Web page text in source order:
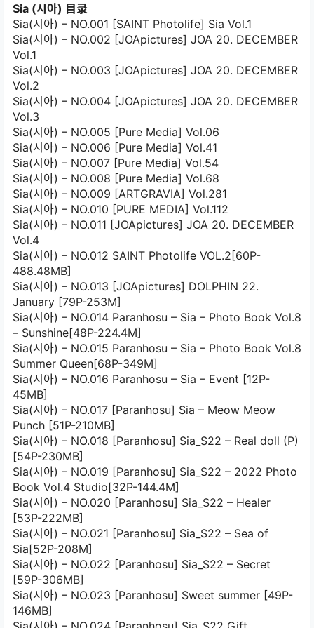
Sia (시아) 目录
Sia(시아) – NO.001 [SAINT Photolife] Sia Vol.1
Sia(시아) – NO.002 [JOApictures] JOA 20. DECEMBER
Vol.1
Sia(시아) – NO.003 [JOApictures] JOA 20. DECEMBER
Vol.2
Sia(시아) – NO.004 [JOApictures] JOA 20. DECEMBER
Vol.3
Sia(시아) – NO.005 [Pure Media] Vol.06
Sia(시아) – NO.006 [Pure Media] Vol.41
Sia(시아) – NO.007 [Pure Media] Vol.54
Sia(시아) – NO.008 [Pure Media] Vol.68
Sia(시아) – NO.009 [ARTGRAVIA] Vol.281
Sia(시아) – NO.010 [PURE MEDIA] Vol.112
Sia(시아) – NO.011 [JOApictures] JOA 20. DECEMBER
Vol.4
Sia(시아) – NO.012 SAINT Photolife VOL.2[60P-
488.48MB]
Sia(시아) – NO.013 [JOApictures] DOLPHIN 22.
January [79P-253M]
Sia(시아) – NO.014 Paranhosu – Sia – Photo Book Vol.8
– Sunshine[48P-224.4M]
Sia(시아) – NO.015 Paranhosu – Sia – Photo Book Vol.8
Summer Queen[68P-349M]
Sia(시아) – NO.016 Paranhosu – Sia – Event [12P-
45MB]
Sia(시아) – NO.017 [Paranhosu] Sia – Meow Meow
Punch [51P-210MB]
Sia(시아) – NO.018 [Paranhosu] Sia_S22 – Real doll (P)
[54P-230MB]
Sia(시아) – NO.019 [Paranhosu] Sia_S22 – 2022 Photo
Book Vol.4 Studio[32P-144.4M]
Sia(시아) – NO.020 [Paranhosu] Sia_S22 – Healer
[53P-222MB]
Sia(시아) – NO.021 [Paranhosu] Sia_S22 – Sea of
Sia[52P-208M]
Sia(시아) – NO.022 [Paranhosu] Sia_S22 – Secret
[59P-306MB]
Sia(시아) – NO.023 [Paranhosu] Sweet summer [49P-
146MB]